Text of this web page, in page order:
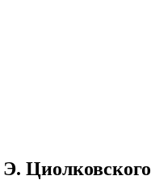
Циолковского